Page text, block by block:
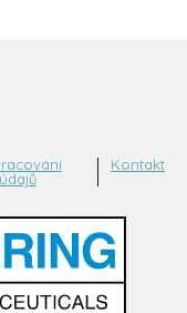
Kontakt